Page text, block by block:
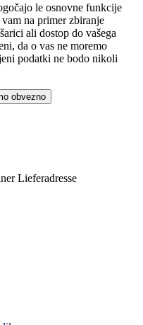
le osnovne funkcije
na primer zbiranje
ali dostop do vašega
da o vas ne moremo
podatki ne bodo nikoli
obvezno
Lieferadresse